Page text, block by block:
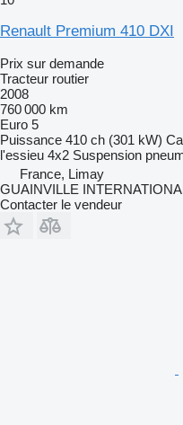
Renault Premium 410 DXI
Prix sur demande
Tracteur routier
2008
760 000 km
Euro 5
Puissance 410 ch (301 kW)
l'essieu 4x2 Suspension
France, Limay
GUAINVILLE
Contacter le vendeur